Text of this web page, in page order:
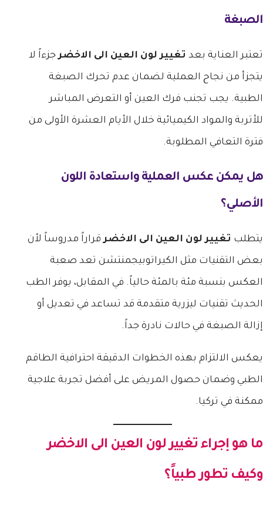
الصبغة
تعتبر العناية بعد تغيير لون العين الى الاخضرجزءاً لا
يتجزأ من نجاح العملية لضمان عدم تحرك الصبغة
الطبية. يجب تجنب فرك العين أو التعرض المباشر
للأتربة والمواد الكيميائية خلال الأيام العشرة الأولى من
فترة التعافي المطلوبة.
هل يمكن عكس العملية واستعادة اللون
الأصلي؟
يتطلب تغيير لون العين الى الاخضرقراراً مدروساً لأن
بعض التقنيات مثل الكيراتوبيجمنتشن تعد صعبة
العكس بنسبة مئة بالمئة حالياً. في المقابل، يوفر الطب
الحديث تقنيات ليزرية متقدمة قد تساعد في تعديل أو
إزالة الصبغة في حالات نادرة جداً.
يعكس الالتزام بهذه الخطوات الدقيقة احترافية الطاقم
الطبي وضمان حصول المريض على أفضل تجربة علاجية
ممكنة في تركيا.
ما هو إجراء تغيير لون العين الى الاخضر
وكيف تطور طبياً؟